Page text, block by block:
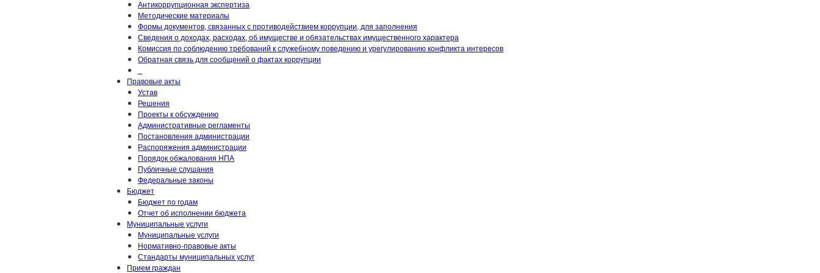
Антикоррупционная экспертиза
Методические материалы
Формы документов, связанных с противодействием коррупции, для заполнения
Сведения о доходах, расходах, об имуществе и обязательствах имущественного характера
Комиссия по соблюдению требований к служебному поведению и урегулированию конфликта интересов
Обратная связь для сообщений о фактах коррупции
Правовые акты
Устав
Решения
Проекты к обсуждению
Административные регламенты
Постановления администрации
Распоряжения администрации
Порядок обжалования НПА
Публичные слушания
Федеральные законы
Бюджет
Бюджет по годам
Отчет об исполнении бюджета
Муниципальные услуги
Муниципальные услуги
Нормативно-правовые акты
Стандарты муниципальных услуг
Прием граждан